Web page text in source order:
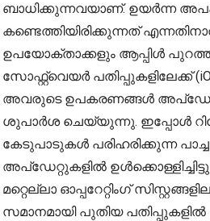
ബാധിക്കുന്നവയാണ്. ഉയര്‍ന്ന
കണ്ടെത്തിയിരിക്കുന്നത്
ഉപയോക്താക്കളും ആപ്പിള്‍
സോഫ്റ്റ്‌വെയർ പതിപ്പുകളിലേക്ക്
അവരുടെ ഉപകരണങ്ങൾ അപ്‌ഡേറ്റ്
ശുപാർശ ചെയ്യുന്നു. ഇപ്പോള്‍
കേടുപാടുകൾ പരിഹരിക്കുന്ന
അപ്‌ഡേറ്റുകളിൽ
മറ്റെല്ലാ ഓപ്പറേറ്റിംഗ്
സമാനമായി പുതിയ